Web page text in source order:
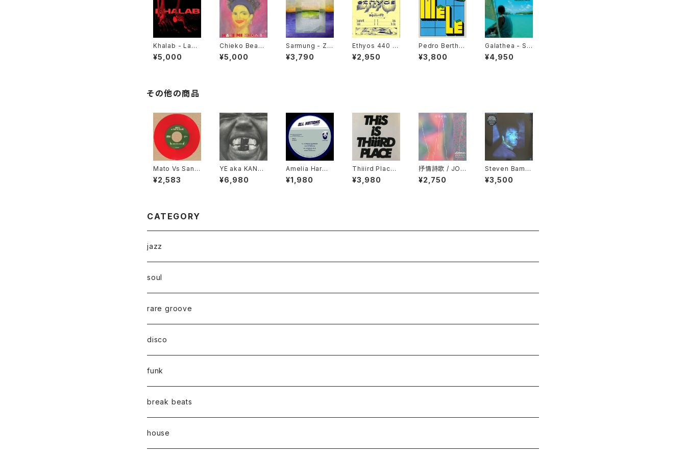
Khalab - Laye
rs "LP"
¥5,000
Chieko Beaut
y ‎– Make Me
Know It "used
¥5,000
Sarmung - Ze
ndegi "12"
¥3,790
Ethyos 440 -
Aquila Rift "1
2"
¥2,950
Pedro Bertho
- Mêlé "12"
¥3,800
Galathea - Sa
cred Love "L
P"
¥4,950
その他の商品
Mato Vs Santa
Claus – Jingle
Bells Dub / Sl
¥2,583
YE aka KANYE
WEST - Bully
"LP"
¥6,980
Amelia Harmo
ny, Ramon Ju
dah, Jah 93, S
¥1,980
Thiiird Place -
This is Thiiird
Place "LP"
¥3,980
抒情詩歌 / JOJ
ŌSHĪKA "CD"
¥2,750
Steven Bamid
ele - Summin
g Up "LP"
¥3,500
CATEGORY
jazz
soul
rare groove
disco
funk
break beats
house